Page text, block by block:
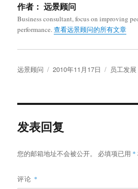
作者： 远景顾问
Business consultant, focus on improving
performance.查看远景顾问的所有文章
作
远景顾问
发
2010年11月17日
分
员工发展
发表回复
您的邮箱地址不会被公开。 必填项已用 *
评论 *